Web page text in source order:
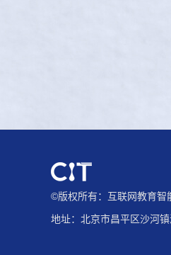
©版权所有：互联网教育智
地址：北京市昌平区沙河